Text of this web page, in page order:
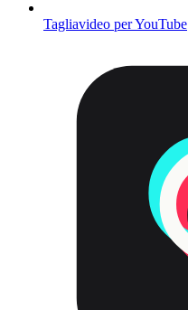
Tagliavideo per YouTube